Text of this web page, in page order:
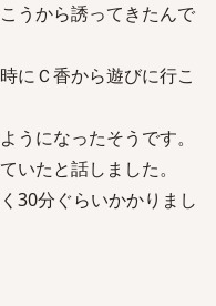
うから誘ってきたんで
にＣ香から遊びに行こ
うになったそうです。
いたと話しました。
30分ぐらいかかりまし